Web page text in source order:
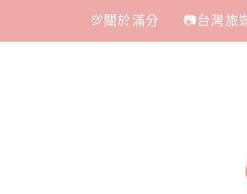
content
💯關於滿分 📷台灣旅